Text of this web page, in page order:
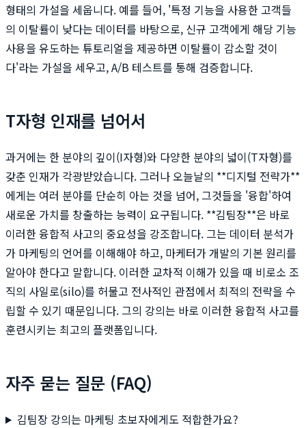
형태의 가설을 세웁니다. 예를 들어, '특정 기능을 사용한 고객들
의 이탈률이 낮다는 데이터를 바탕으로, 신규 고객에게 해당 기능
사용을 유도하는 튜토리얼을 제공하면 이탈률이 감소할 것이
다'라는 가설을 세우고, A/B 테스트를 통해 검증합니다.
T자형 인재를 넘어서
과거에는 한 분야의 깊이(I자형)와 다양한 분야의 넓이(T자형)를
갖춘 인재가 각광받았습니다. 그러나 오늘날의 **디지털 전략가**
에게는 여러 분야를 단순히 아는 것을 넘어, 그것들을 '융합'하여
새로운 가치를 창출하는 능력이 요구됩니다. **김팀장**은 바로
이러한 융합적 사고의 중요성을 강조합니다. 그는 데이터 분석가
가 마케팅의 언어를 이해해야 하고, 마케터가 개발의 기본 원리를
알아야 한다고 말합니다. 이러한 교차적 이해가 있을 때 비로소 조
직의 사일로(silo)를 허물고 전사적인 관점에서 최적의 전략을 수
립할 수 있기 때문입니다. 그의 강의는 바로 이러한 융합적 사고를
훈련시키는 최고의 플랫폼입니다.
자주 묻는 질문 (FAQ)
김팀장 강의는 마케팅 초보자에게도 적합한가요?